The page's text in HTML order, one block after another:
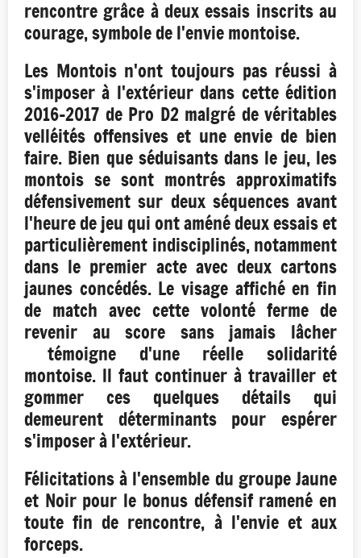
rencontre grâce à deux essais inscrits au
courage, symbole de l'envie montoise.
Les Montois n'ont toujours pas réussi à
s'imposer à l'extérieur dans cette édition
2016-2017 de Pro D2 malgré de véritables
velléités offensives et une envie de bien
faire. Bien que séduisants dans le jeu, les
montois se sont montrés approximatifs
défensivement sur deux séquences avant
l'heure de jeu qui ont améné deux essais et
particulièrement indisciplinés, notamment
dans le premier acte avec deux cartons
jaunes concédés. Le visage affiché en fin
de match avec cette volonté ferme de
revenir au score sans jamais lâcher
témoigne d'une réelle solidarité
montoise. ll faut continuer à travailler et
gommer ces quelques détails qui
demeurent déterminants pour espérer
s'imposer à l'extérieur.
Félicitations à l'ensemble du groupe Jaune
et Noir pour le bonus défensif ramené en
toute fin de rencontre, à l'envie et aux
forceps.